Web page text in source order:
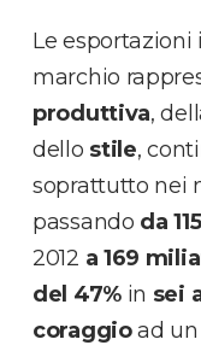
Le esportazioni
marchio
produttiva,
dello stile,
soprattutto nei
passando da
2012 a 169
del 47% in sei
coraggioad un